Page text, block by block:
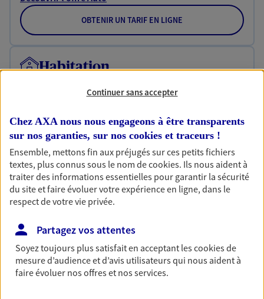
OBTENIR UN TARIF EN LIGNE
Habitation
contrat Ma Maison assure votre sérénité en
Découvrir l'offre Habitation
OBTENIR UN TARIF EN LIGNE
Garantie Accidents de la Vie
ou grande lectrice… personne n'est à l'abri d'un
accident du quotidien. Avec Ma Protection
Accident, protégez votre qualité de vie et vos
revenus.
Continuer sans accepter
Chez AXA nous nous engageons à être transparents
sur nos garanties, sur nos cookies et traceurs !
Ensemble, mettons fin aux préjugés sur ces petits fichiers
textes, plus connus sous le nom decookies. Ils nous aident à
traiter des informations essentielles pour garantir la sécurité
du site et faire évoluer votre expérience en ligne, dans le
respect de votre vie privée.
Partagez vos attentes
Soyez toujours plus satisfait en acceptant lescookiesde
mesure d’audience et d’avis utilisateurs qui nous aident à
faire évoluer nos offres et nos services.